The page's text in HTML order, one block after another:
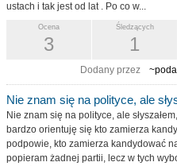
ustach i tak jest od lat . Po co w...
Śledzących
1
Ocena
3
Dodany przez
Nie znam się na polityce, ale
Nie znam się na polityce, ale
bardzo orientuję się kto zamierza
podpowie, kto zamierza kandydować
popieram żadnej partii, lecz w tych